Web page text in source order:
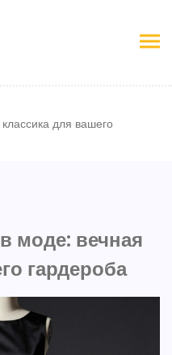
для вашего
моде: вечная
гардероба